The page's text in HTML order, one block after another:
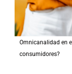
Omnicanalidad en
consumidores?